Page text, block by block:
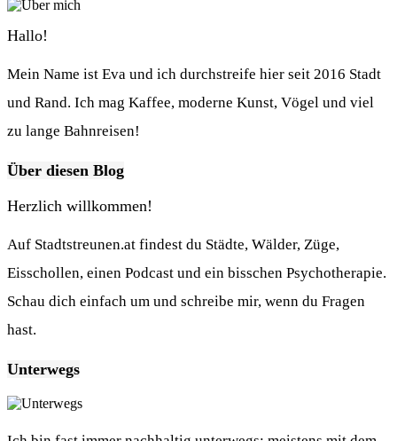
Hallo!
Mein Name ist Eva und ich durchstreife hier seit 2016 Stadt
und Rand. Ich mag Kaffee, moderne Kunst, Vögel und viel
zu lange Bahnreisen!
Über diesen Blog
Herzlich willkommen!
Auf Stadtstreunen.at findest du Städte, Wälder, Züge,
Eisschollen, einen Podcast und ein bisschen Psychotherapie.
Schau dich einfach um und schreibe mir, wenn du Fragen
hast.
Unterwegs